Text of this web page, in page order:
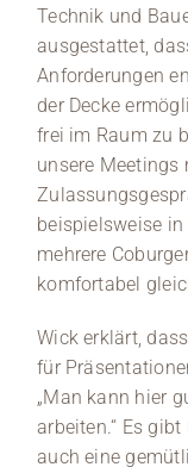
Technik und
ausgestattet,
Anforderungen
der Decke
frei im Raum zu
unsere Meetings
beispielsweise
mehrere
komfortabel
Wick erklärt,
für
„Man kann hier
arbeiten.“ Es
auch eine